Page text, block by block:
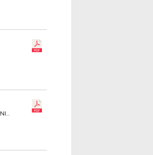
COMMISSION COMPETITIONS FÉMININES